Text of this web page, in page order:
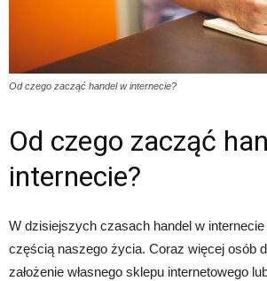
Od czego zacząć handel w internecie?
Od czego zacząć
internecie?
W dzisiejszych czasach handel w internecie
częścią naszego życia. Coraz więcej osób
założenie własnego sklepu internetowego